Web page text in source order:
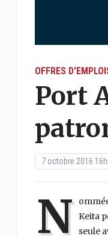
OFFRES
Port
7 octobre 2016
N Keita
seule